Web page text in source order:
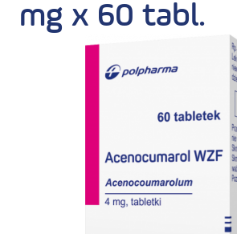
mg x 60 tabl.